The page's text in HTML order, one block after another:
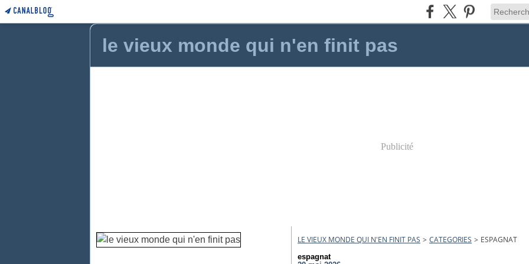
le vieux monde qui n'en finit pas
Publicité
LE VIEUX MONDE QUI N'EN FINIT PAS > CATEGORIES > ESPAGNAT
espagnat